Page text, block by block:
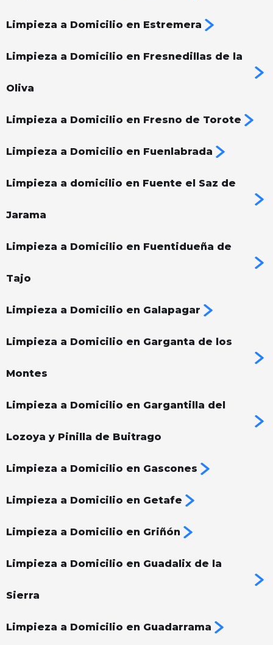
Limpieza a Domicilio en Estremera
Limpieza a Domicilio en Fresnedillas de la
Oliva
Limpieza a Domicilio en Fresno de Torote
Limpieza a Domicilio en Fuenlabrada
Limpieza a domicilio en Fuente el Saz de
Jarama
Limpieza a Domicilio en Fuentidueña de
Tajo
Limpieza a Domicilio en Galapagar
Limpieza a Domicilio en Garganta de los
Montes
Limpieza a Domicilio en Gargantilla del
Lozoya y Pinilla de Buitrago
Limpieza a Domicilio en Gascones
Limpieza a Domicilio en Getafe
Limpieza a Domicilio en Griñón
Limpieza a Domicilio en Guadalix de la
Sierra
Limpieza a Domicilio en Guadarrama